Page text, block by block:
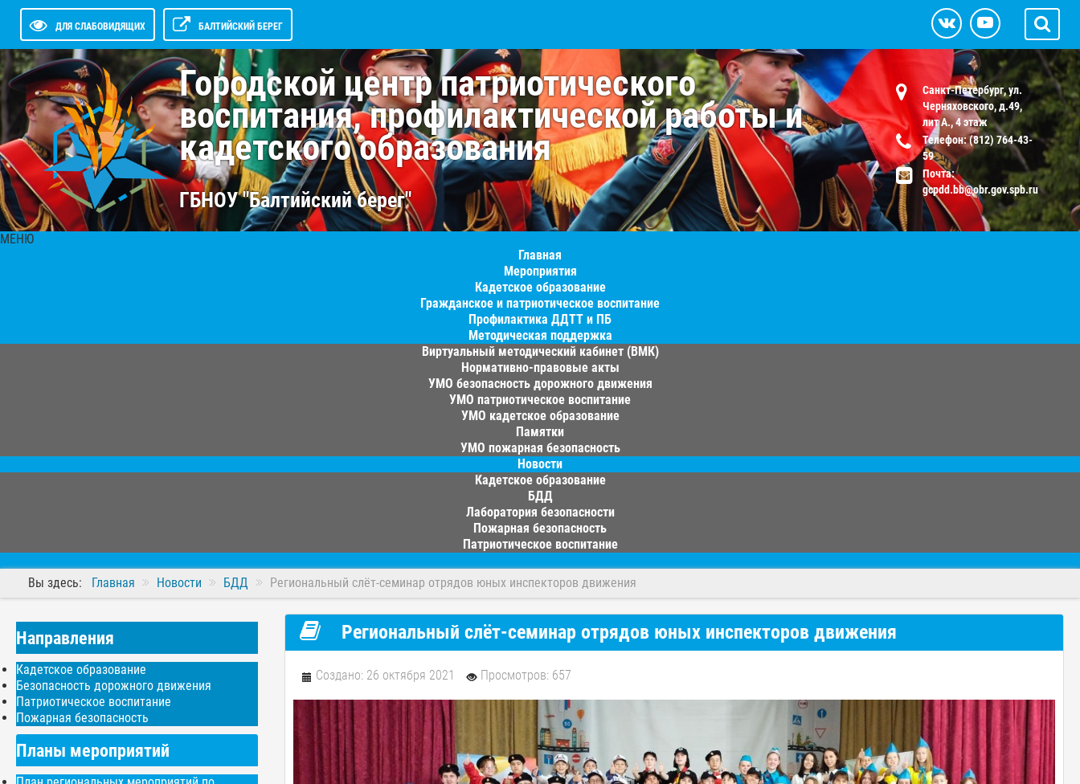
ДЛЯ СЛАБОВИДЯЩИХ БАЛТИЙСКИЙ БЕРЕГ
Городской центр патриотического
воспитания, профилактической работы и
кадетского образования
ГБНОУ "Балтийский берег"
Санкт-Петербург, ул.
Черняховского, д.49,
лит А., 4 этаж
Телефон: (812) 764-43-
59
Почта:
gcpdd.bb@obr.gov.spb.ru
МЕНЮ
Главная
Мероприятия
Кадетское образование
Гражданское и патриотическое воспитание
Профилактика ДДТТ и ПБ
Методическая поддержка
Виртуальный методический кабинет (ВМК)
Нормативно-правовые акты
УМО безопасность дорожного движения
УМО патриотическое воспитание
УМО кадетское образование
Памятки
УМО пожарная безопасность
Новости
Кадетское образование
БДД
Лаборатория безопасности
Пожарная безопасность
Патриотическое воспитание
Вы здесь: Главная Новости БДД Региональный слёт-семинар отрядов юных инспекторов движения
Направления
Кадетское образование
Безопасность дорожного движения
Патриотическое воспитание
Пожарная безопасность
Планы мероприятий
Региональный слёт-семинар отрядов юных инспекторов движения
Создано: 26 октября 2021 Просмотров: 657